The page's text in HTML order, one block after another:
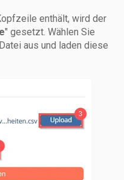
enthält, wird der
" gesetzt. Wählen Sie
aus und laden diese